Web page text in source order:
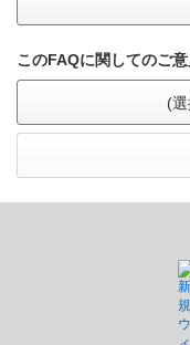
このFAQに関してのご意
(